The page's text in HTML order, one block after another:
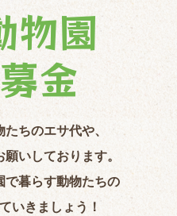
物園
金
ちのエサ代や、
いしております。
で暮らす動物たちの
いきましょう！